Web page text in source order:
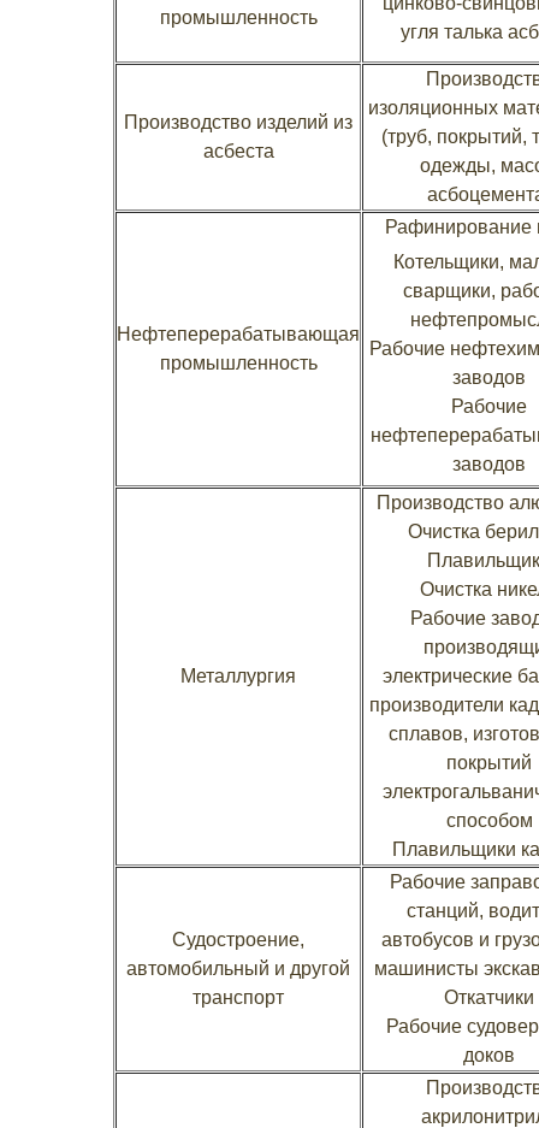
промышленность
угля талька
Производство изделий из
асбеста
изоляционных
(труб, покрытий,
одежды,
Нефтеперерабатывающая
промышленность
Рафинирование
Котельщики,
сварщики,
Рабочие
заводов
Рабочие
заводов
Металлургия
Производство
Очистка
Очистка
Рабочие
электрические
производители
сплавов,
покрытий
способом
Плавильщики
Судостроение,
автомобильный и другой
транспорт
Рабочие
станций,
автобусов и
машинисты
Откатчики
Рабочие
доков